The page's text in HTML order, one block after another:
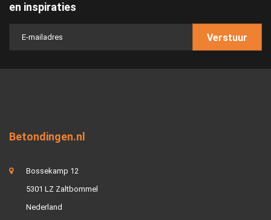
en inspiraties
Verstuur
Betondingen.nl
Bossekamp 12
5301 LZ Zaltbommel
Nederland